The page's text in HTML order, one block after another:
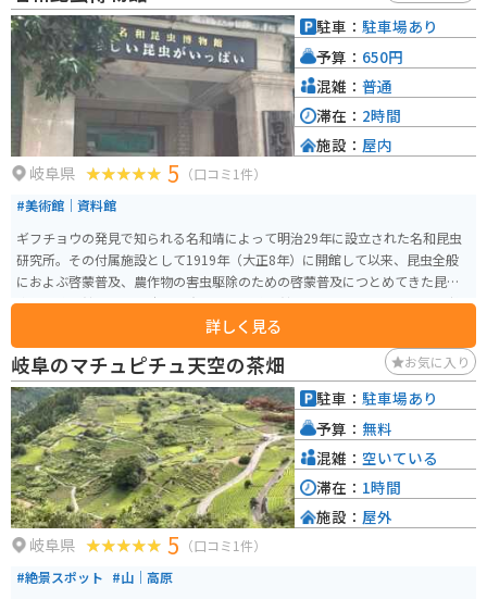
岐阜県 5 （口コミ1件）
#美術館｜資料館
ギフチョウの発見で知られる名和靖によって明治29年に設立された名和昆虫
研究所。その付属施設として1919年（大正8年）に開館して以来、昆虫全般
におよぶ啓蒙普及、農作物の害虫駆除のための啓蒙普及につとめてきた昆虫
専門の博物館です。 日本の現存する昆虫博物館としては、最も長い歴史を持
ち、文化財的価値のある建物の中で、昆虫たちの美しくも不思議な世界を体
感していただく場として、活動し続けています。
詳しく見る
駐車： 駐車場あり
予算： 650円
混雑： 普通
滞在： 2時間
施設： 屋内
岐阜のマチュピチュ天空の茶畑 お気に入り
岐阜県 5 （口コミ1件）
#絶景スポット #山｜高原
駐車： 駐車場あり
予算： 無料
混雑： 空いている
滞在： 1時間
施設： 屋外